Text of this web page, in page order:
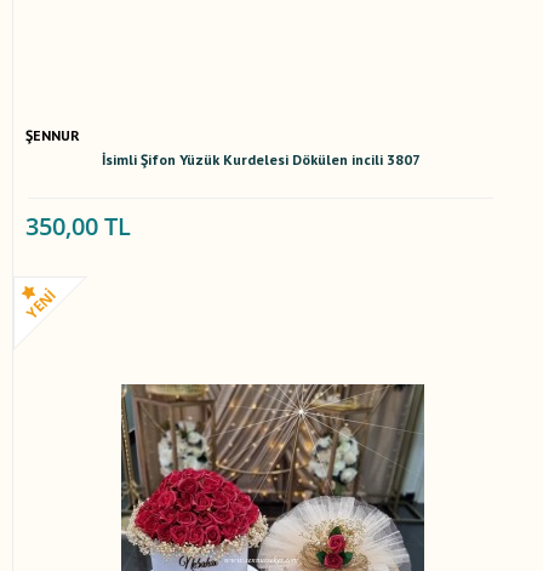
ŞENNUR
İsimli Şifon Yüzük Kurdelesi Dökülen incili 3807
350,00 TL